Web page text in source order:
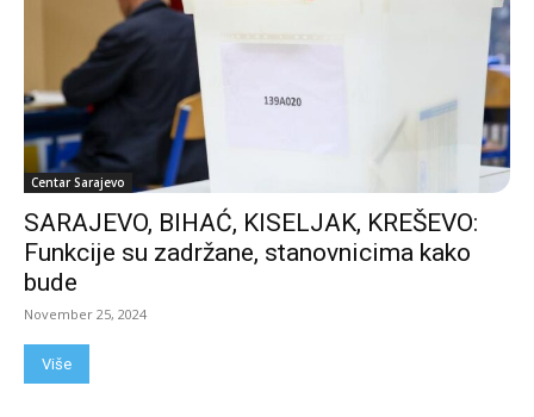
Centar Sarajevo
SARAJEVO, BIHAĆ, KISELJAK, KREŠEVO:
Funkcije su zadržane, stanovnicima kako
bude
November 25, 2024
Više